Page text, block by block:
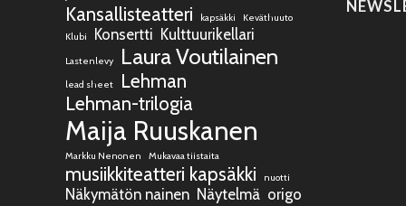
Kansallisteatteri kapsäkki
Keväthuuto
Klubi
Konsertti Kulttuurikellari
Lastenlevy Laura Voutilainen
lead sheet
Lehman
Lehman-trilogia
Maija Ruuskanen
Markku Nenonen Mukavaa tiistaita
musiikkiteatteri kapsäkki nuotti
Näkymätön nainen Näytelmä origo